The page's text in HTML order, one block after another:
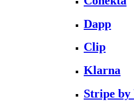
Dapp
Clip
Klarna
Stripe by